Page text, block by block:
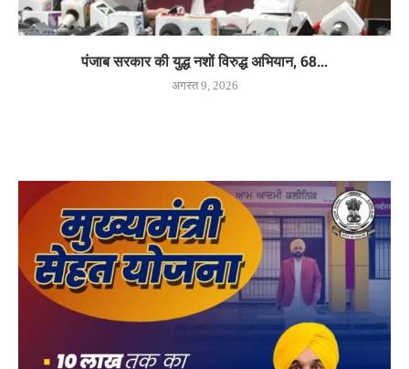
पंजाब सरकार की युद्ध नशों विरुद्ध अभियान, 68...
अगस्त 9, 2026